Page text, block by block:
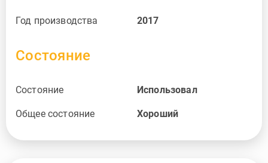
Год производства 2017
Состояние
Состояние Использовал
Общее состояние Хороший